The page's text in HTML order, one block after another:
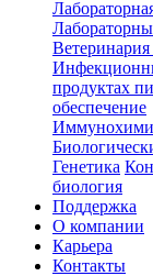
продуктах
обеспечение
Генетика
биология
Поддержка
О компании
Карьера
Контакты